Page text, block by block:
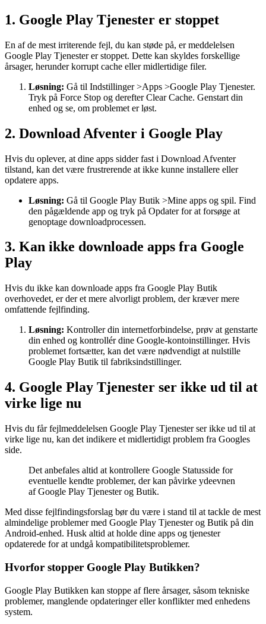
1. Google Play Tjenester er stoppet
En af de mest irriterende fejl, du kan støde på, er meddelelsen
Google Play Tjenester er stoppet. Dette kan skyldes forskellige
årsager, herunder korrupt cache eller midlertidige filer.
Løsning: Gå til Indstillinger >Apps >Google Play Tjenester.
Tryk på Force Stop og derefter Clear Cache. Genstart din
enhed og se, om problemet er løst.
2. Download Afventer i Google Play
Hvis du oplever, at dine apps sidder fast i Download Afventer
tilstand, kan det være frustrerende at ikke kunne installere eller
opdatere apps.
Løsning: Gå til Google Play Butik >Mine apps og spil. Find
den pågældende app og tryk på Opdater for at forsøge at
genoptage downloadprocessen.
3. Kan ikke downloade apps fra Google
Play
Hvis du ikke kan downloade apps fra Google Play Butik
overhovedet, er der et mere alvorligt problem, der kræver mere
omfattende fejlfinding.
Løsning: Kontroller din internetforbindelse, prøv at genstarte
din enhed og kontrollér dine Google-kontoinstillinger. Hvis
problemet fortsætter, kan det være nødvendigt at nulstille
Google Play Butik til fabriksindstillinger.
4. Google Play Tjenester ser ikke ud til at
virke lige nu
Hvis du får fejlmeddelelsen Google Play Tjenester ser ikke ud til at
virke lige nu, kan det indikere et midlertidigt problem fra Googles
side.
Det anbefales altid at kontrollere Google Statusside for
eventuelle kendte problemer, der kan påvirke ydeevnen
af Google Play Tjenester og Butik.
Med disse fejlfindingsforslag bør du være i stand til at tackle de mest
almindelige problemer med Google Play Tjenester og Butik på din
Android-enhed. Husk altid at holde dine apps og tjenester
opdaterede for at undgå kompatibilitetsproblemer.
Hvorfor stopper Google Play Butikken?
Google Play Butikken kan stoppe af flere årsager, såsom tekniske
problemer, manglende opdateringer eller konflikter med enhedens
system.